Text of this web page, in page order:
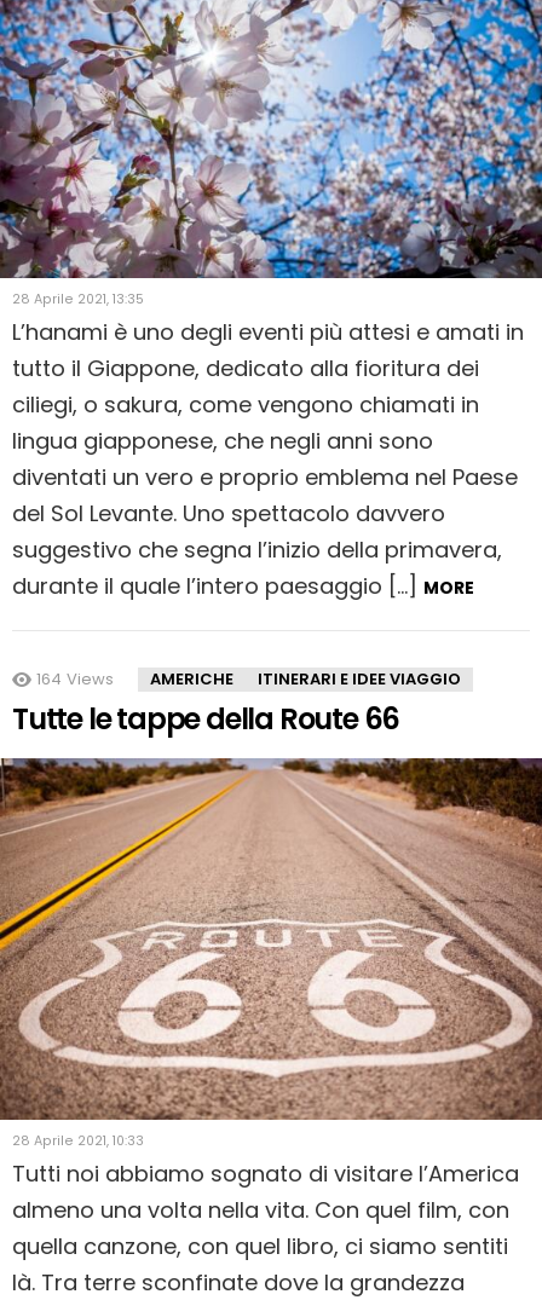
28 Aprile 2021, 13:35
L’hanami è uno degli eventi più attesi e amati in
tutto il Giappone, dedicato alla fioritura dei
ciliegi, o sakura, come vengono chiamati in
lingua giapponese, che negli anni sono
diventati un vero e proprio emblema nel Paese
del Sol Levante. Uno spettacolo davvero
suggestivo che segna l’inizio della primavera,
durante il quale l’intero paesaggio […]
MORE
164 Views AMERICHE ITINERARI E IDEE VIAGGIO
Tutte le tappe della Route 66
28 Aprile 2021, 10:33
Tutti noi abbiamo sognato di visitare l’America
almeno una volta nella vita. Con quel film, con
quella canzone, con quel libro, ci siamo sentiti
là. Tra terre sconfinate dove la grandezza